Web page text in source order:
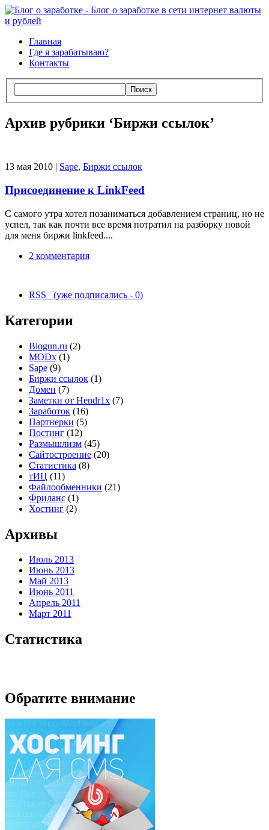
Главная
Где я зарабатываю?
Контакты
Поиск
Архив рубрики ‘Биржи ссылок’
13 мая 2010 | Sape, Биржи ссылок
Присоединение к LinkFeed
С самого утра хотел позаниматься добавлением страниц, но не
успел, так как почти все время потратил на разборку новой
для меня биржи linkfeed....
2 комментария
RSS (уже подписались - 0)
Категории
Blogun.ru (2)
MODx (1)
Sape (9)
Биржи ссылок (1)
Домен (7)
Заметки от Hendr1x (7)
Заработок (16)
Партнерки (5)
Постинг (12)
Размышлизм (45)
Сайтостроение (20)
Статистика (8)
тИЦ (11)
Файлообменники (21)
Фриланс (1)
Хостинг (2)
Архивы
Июль 2013
Июнь 2013
Май 2013
Июнь 2011
Апрель 2011
Март 2011
Статистика
Обратите внимание